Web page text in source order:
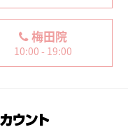
梅田院
10:00 - 19:00